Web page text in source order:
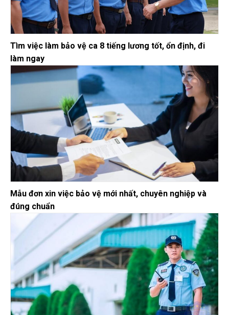
Tìm việc làm bảo vệ ca 8 tiếng lương tốt, ổn định, đi
làm ngay
Mẫu đơn xin việc bảo vệ mới nhất, chuyên nghiệp và
đúng chuẩn